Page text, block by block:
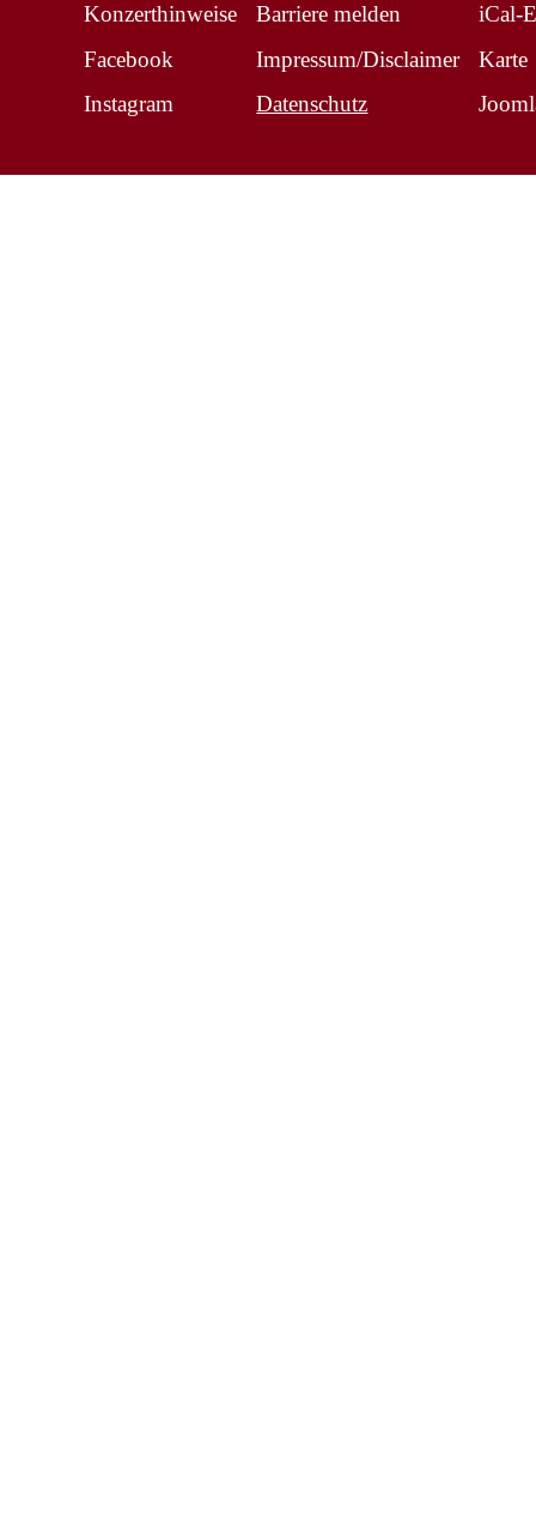
Konzerthinweise
Facebook
Instagram
Barriere melden
Impressum/Disclaimer
Datenschutz
iCal-
Karte